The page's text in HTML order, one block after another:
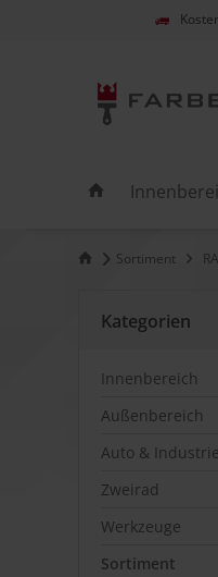
Sortiment
Kategorien
Innenbereich
Außenbereich
Auto & Industrie
Zweirad
Werkzeuge
Sortiment